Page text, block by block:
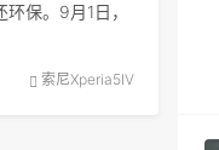
保。9月1日，
索尼Xperia5IV